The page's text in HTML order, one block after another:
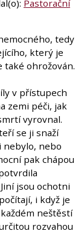
Pastorační
tedy
který je
také ohrožován.
v přístupech
zemi péči, jak
vyrovnal.
se ji snaží
nebylo, nebo
pak chápou
jsou ochotni
i když je
neštěstí
rozvahou